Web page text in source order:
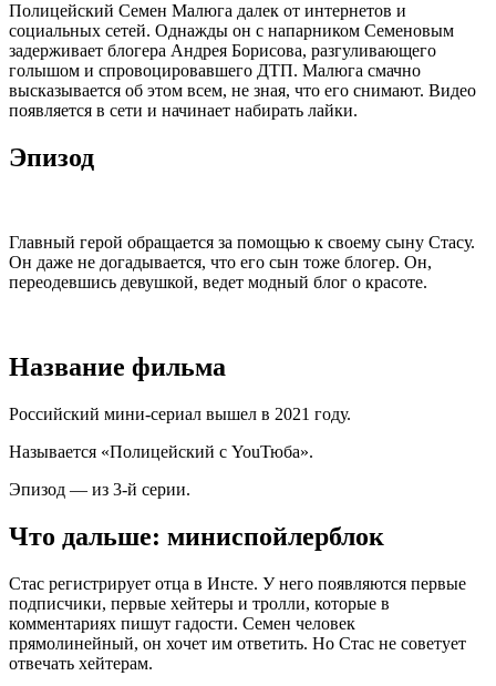
Полицейский Семен Малюга далек от интернетов и
социальных сетей. Однажды он с напарником Семеновым
задерживает блогера Андрея Борисова, разгуливающего
голышом и спровоцировавшего ДТП. Малюга смачно
высказывается об этом всем, не зная, что его снимают. Видео
появляется в сети и начинает набирать лайки.
Эпизод
Главный герой обращается за помощью к своему сыну Стасу.
Он даже не догадывается, что его сын тоже блогер. Он,
переодевшись девушкой, ведет модный блог о красоте.
Название фильма
Российский мини-сериал вышел в 2021 году.
Называется «Полицейский с YouТюба».
Эпизод — из 3-й серии.
Что дальше: миниспойлерблок
Стас регистрирует отца в Инсте. У него появляются первые
подписчики, первые хейтеры и тролли, которые в
комментариях пишут гадости. Семен человек
прямолинейный, он хочет им ответить. Но Стас не советует
отвечать хейтерам.